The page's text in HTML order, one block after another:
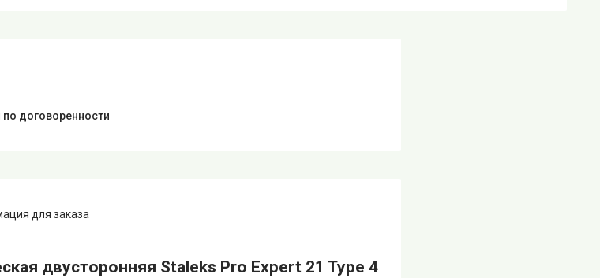
по договоренности
для заказа
двусторонняя Staleks Pro Expert 21 Type 4